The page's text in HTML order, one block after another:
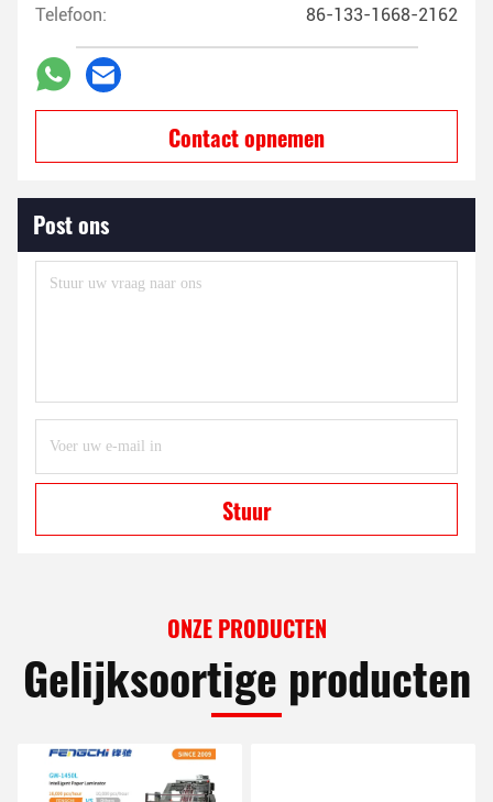
Telefoon: 86-133-1668-2162
Contact opnemen
Post ons
Stuur
ONZE PRODUCTEN
Gelijksoortige producten